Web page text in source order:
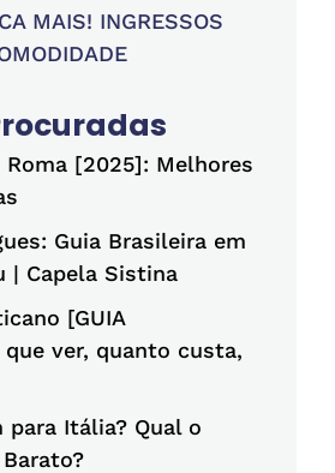
MAIS! INGRESSOS
Roma [2025]: Melhores
Guia Brasileira em
| Capela Sistina
[GUIA
que ver, quanto custa,
para Itália? Qual o